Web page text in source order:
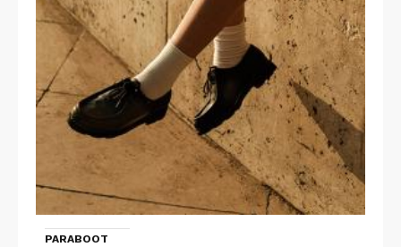
PARABOOT